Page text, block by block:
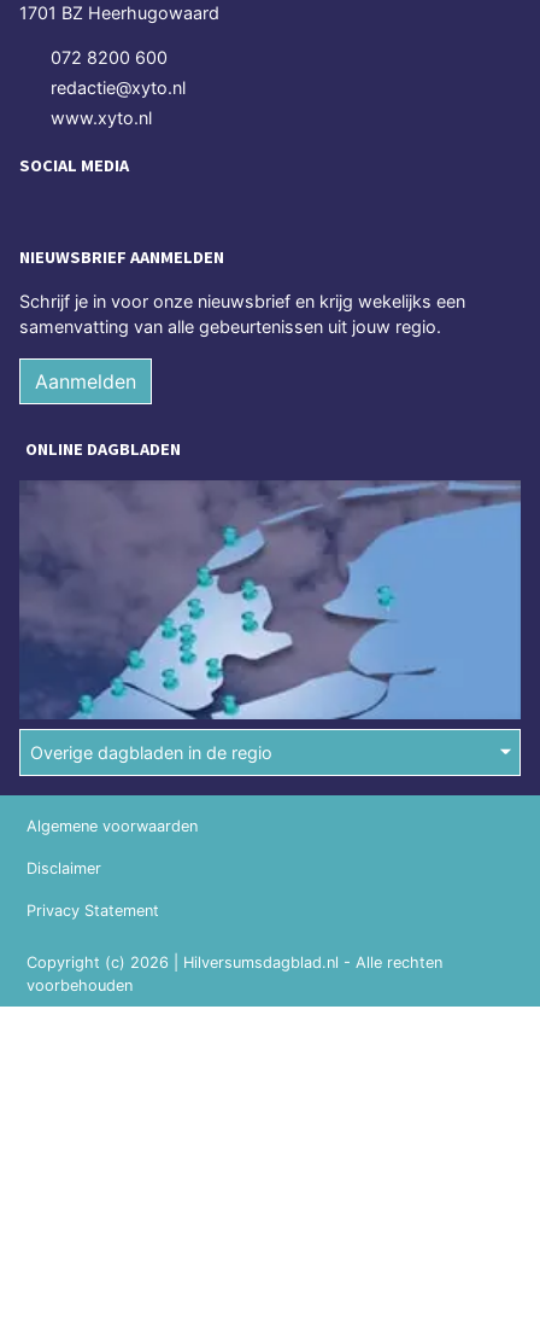
1701 BZ Heerhugowaard
072 8200 600
redactie@xyto.nl
www.xyto.nl
SOCIAL MEDIA
NIEUWSBRIEF AANMELDEN
Schrijf je in voor onze nieuwsbrief en krijg wekelijks een
samenvatting van alle gebeurtenissen uit jouw regio.
Aanmelden
ONLINE DAGBLADEN
Overige dagbladen in de regio
Copyright (c) 2026 | Hilversumsdagblad.nl - Alle rechten
voorbehouden
Algemene voorwaarden
Disclaimer
Privacy Statement